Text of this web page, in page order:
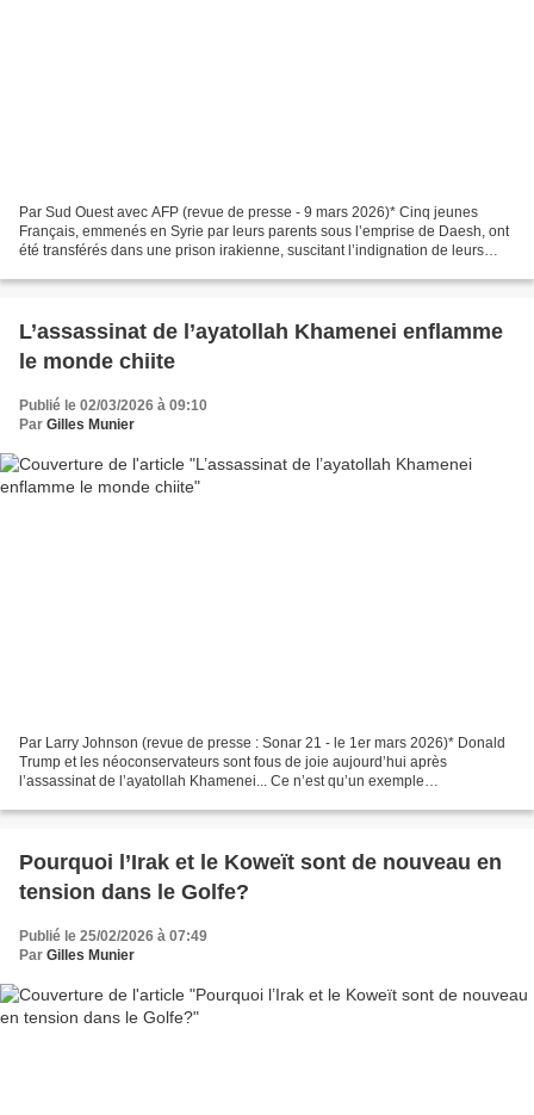
Par Sud Ouest avec AFP (revue de presse - 9 mars 2026)* Cinq jeunes
Français, emmenés en Syrie par leurs parents sous l’emprise de Daesh, ont
été transférés dans une prison irakienne, suscitant l’indignation de leurs
L’assassinat de l’ayatollah Khamenei enflamme
le monde chiite
Publié le 02/03/2026 à 09:10
Par Gilles Munier
Par Larry Johnson (revue de presse : Sonar 21 - le 1er mars 2026)* Donald
Trump et les néoconservateurs sont fous de joie aujourd’hui après
l’assassinat de l’ayatollah Khamenei... Ce n’est qu’un exemple
Pourquoi l’Irak et le Koweït sont de nouveau en
tension dans le Golfe?
Publié le 25/02/2026 à 07:49
Par Gilles Munier